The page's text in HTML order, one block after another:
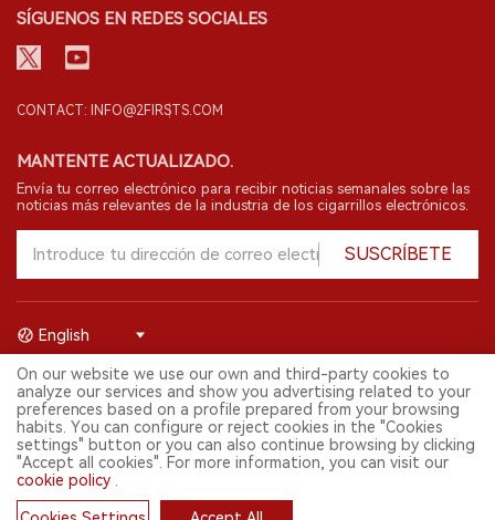
SÍGUENOS EN REDES SOCIALES
CONTACT: INFO@2FIRSTS.COM
MANTENTE ACTUALIZADO.
Envía tu correo electrónico para recibir noticias semanales sobre las
noticias más relevantes de la industria de los cigarrillos electrónicos.
SUSCRÍBETE
© 2026 Shenzhen 2FIRSTS Technology Co.,Ltd. Todos los derechos
reservados.
2FIRSTS solo es accesible para profesionales de la industria,
investigadores, medios y otros profesionales. El acceso por menores
está prohibido.
Este sitio web presta servicios a usuarios fuera del territorio chino
continental. Para usuarios en la China continental, por favor
visitahttps://cn.2firsts.com
English
On our website we use our own and third-party cookies to
analyze our services and show you advertising related to your
preferences based on a profile prepared from your browsing
habits. You can configure or reject cookies in the "Cookies
settings" button or you can also continue browsing by clicking
"Accept all cookies". For more information, you can visit our
cookie policy